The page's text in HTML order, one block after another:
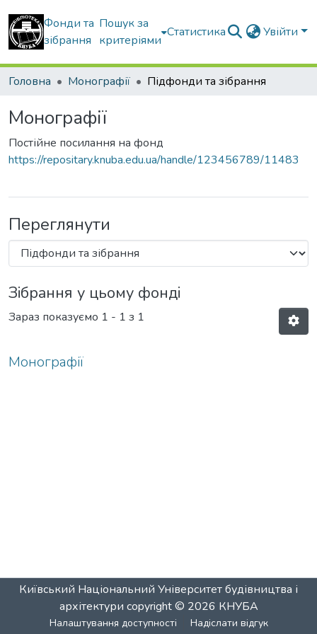
Фонди та
зібрання
Пошук за
критеріями
Статистика Увійти
Головна Монографії Підфонди та зібрання
Монографії
Постійне посилання на фонд
https://repositary.knuba.edu.ua/handle/123456789/11483
Переглянути
Зібрання у цьому фонді
Зараз показуємо 1 - 1 з 1
Монографії
Київський Національний Університет будівництва і
архітектури copyright © 2026 КНУБА
Налаштування доступності Надіслати відгук